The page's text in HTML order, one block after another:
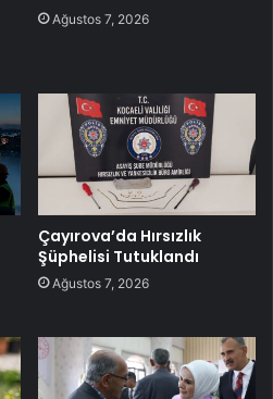
Ağustos 7, 2026
Çayırova’da Hırsızlık
Şüphelisi Tutuklandı
Ağustos 7, 2026